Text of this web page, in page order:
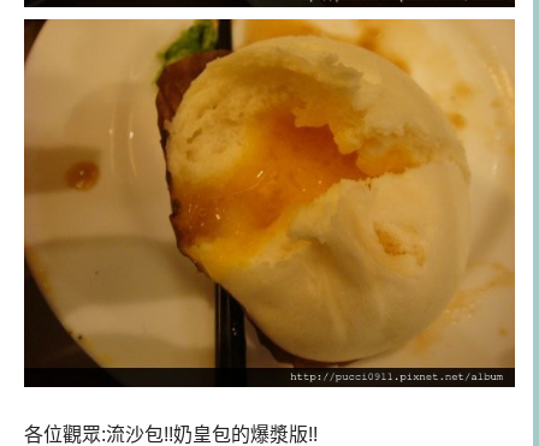
各位觀眾:流沙包!!奶皇包的爆漿版!!